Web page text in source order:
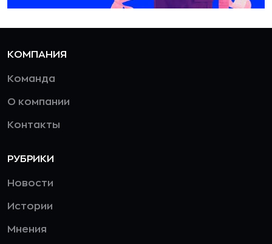
КОМПАНИЯ
Команда
О компании
Контакты
РУБРИКИ
Новости
Истории
Мнения